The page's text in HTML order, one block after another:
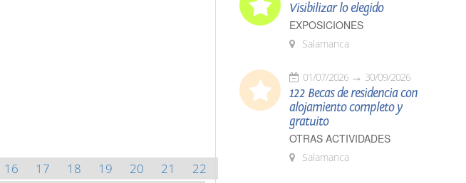
16 17 18 19 20 21
22
Visibilizar lo elegido
EXPOSICIONES
Salamanca
01/07/2026 30/09/2026
122 Becas de residencia con
alojamiento completo y
gratuito
OTRAS ACTIVIDADES
Salamanca